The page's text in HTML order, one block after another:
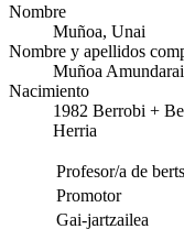
Nombre
Muñoa, Unai
Nombre y apellidos
Muñoa
Nacimiento
1982 Berrobi +
Herria
Profesor/a de
Promotor
Gai-jartzailea